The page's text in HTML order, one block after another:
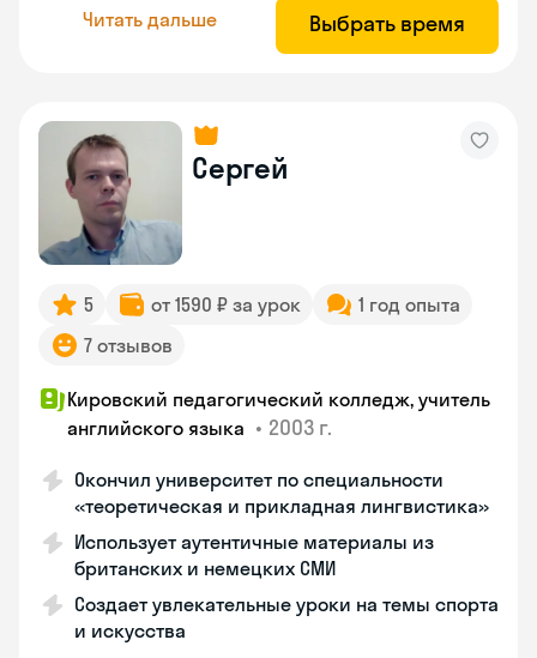
Читать дальше Выбрать время
Сергей
5 от 1590 ₽ за урок
1 год опыта
7 отзывов
Кировский педагогический колледж, учитель
английского языка • 2003 г.
Окончил университет по специальности
«теоретическая и прикладная лингвистика»
Использует аутентичные материалы из
британских и немецких СМИ
Создает увлекательные уроки на темы спорта
и искусства